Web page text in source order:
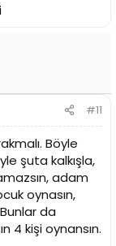
#11
Böyle
şuta kalkışla,
adam
oynasın,
da
4 kişi oynansın.